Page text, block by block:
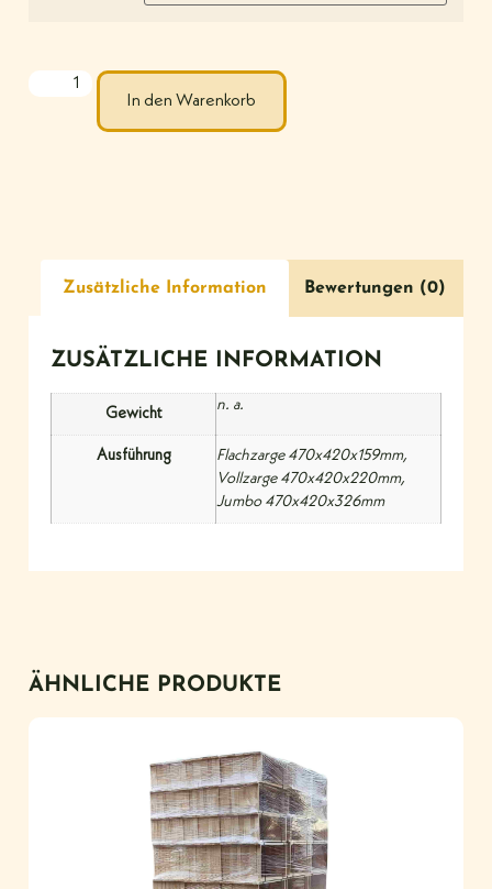
In den Warenkorb
Zusätzliche Information Bewertungen (0)
ZUSÄTZLICHE INFORMATION
Gewicht
n. a.
Ausführung
Flachzarge 470x420x159mm,
Vollzarge 470x420x220mm,
Jumbo 470x420x326mm
ÄHNLICHE PRODUKTE